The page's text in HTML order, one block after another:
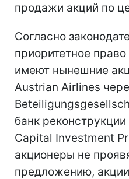
продажи акций по
Согласно
приоритетное
имеют нынешние
Austrian Airlines
банк
Capital Investment
акционеры не
предложению,